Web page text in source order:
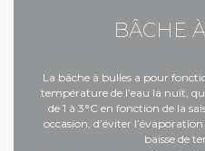
BÂCHE
La bâche à bulles a pour
température de l’eau la nuit,
de 1 à 3°C en fonction de la
occasion, d’éviter
baisse de